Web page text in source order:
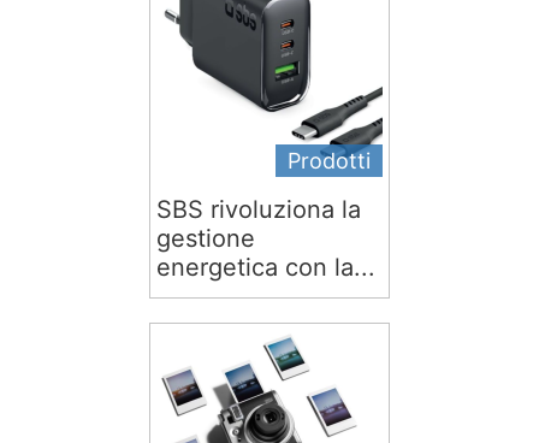
Prodotti
SBS rivoluziona la
gestione
energetica con la...